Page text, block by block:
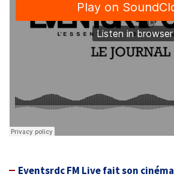
Eventsrdc FM Live fait son cinéma